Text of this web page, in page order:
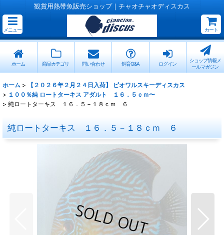
観賞用熱帯魚販売ショップ｜チャオチャオディスカス
メニュー カート
ホーム 商品カテゴリ 問い合わせ 飼育Q&A ログイン
ショップ情報メ
ールマガジン
ホーム >
【２０２６年２月２４日入荷】 ピオワルスキーディスカス
> １００％純 ロートターキス アダルト １６．５ｃｍ〜
> 純ロートターキス １６．５－１８ｃｍ ６
純ロートターキス １６．５－１８ｃｍ ６